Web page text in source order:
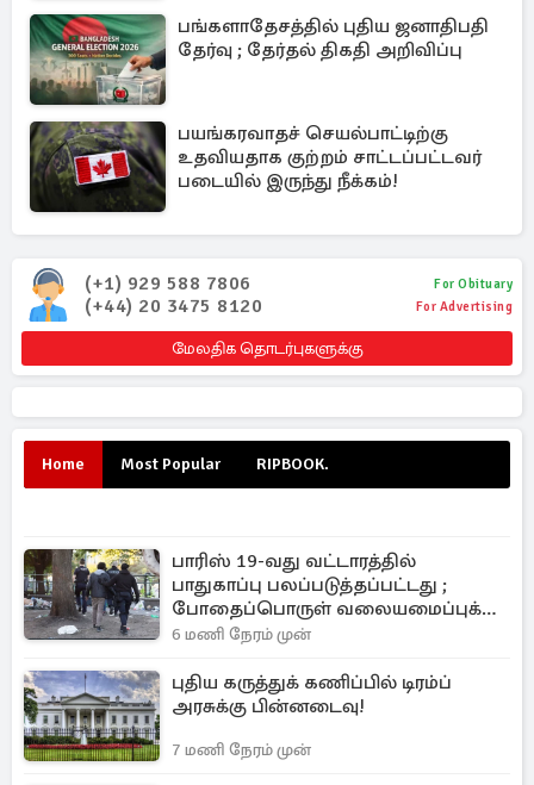
பங்களாதேசத்தில் புதிய ஜனாதிபதி
தேர்வு ; தேர்தல் திகதி அறிவிப்பு
பயங்கரவாதச் செயல்பாட்டிற்கு
உதவியதாக குற்றம் சாட்டப்பட்டவர்
படையில் இருந்து நீக்கம்!
(+1) 929 588 7806 For Obituary
(+44) 20 3475 8120 For Advertising
மேலதிக தொடர்புகளுக்கு
Home Most Popular RIPBOOK.
பாரிஸ் 19-வது வட்டாரத்தில்
பாதுகாப்பு பலப்படுத்தப்பட்டது ;
போதைப்பொருள் வலையமைப்புக்கு
கடும் அடி
6 மணி நேரம் முன்
புதிய கருத்துக் கணிப்பில் டிரம்ப்
அரசுக்கு பின்னடைவு!
7 மணி நேரம் முன்